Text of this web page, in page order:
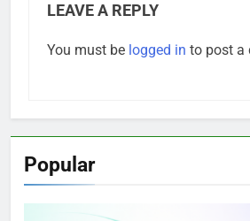
LEAVE A REPLY
You must be logged in to post a
Popular